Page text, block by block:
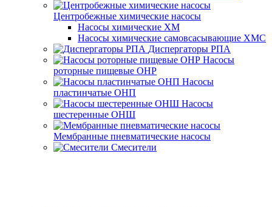
Центробежные химические насосы
Насосы химические ХМ
Насосы химические самовсасывающие ХМС
Диспергаторы РПА
Насосы
роторные пищевые ОНР
Насосы
пластинчатые ОНП
Насосы
шестеренные ОНШ
Мембранные пневматические насосы
Смесители